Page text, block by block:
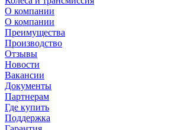
О компании
О компании
Преимущества
Производство
Отзывы
Новости
Вакансии
Документы
Партнерам
Где купить
Поддержка